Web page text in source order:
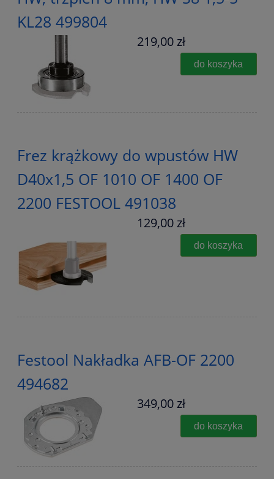
KL28 499804
219,00 zł
do koszyka
Frez krążkowy do wpustów HW
D40x1,5 OF 1010 OF 1400 OF
2200 FESTOOL 491038
129,00 zł
do koszyka
Festool Nakładka AFB-OF 2200
494682
349,00 zł
do koszyka